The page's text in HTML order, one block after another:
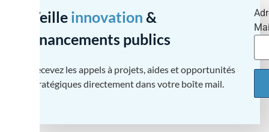
Veille innovation &
financements publics
Recevez les appels à projets, aides et opportunités
stratégiques directement dans votre boîte mail.